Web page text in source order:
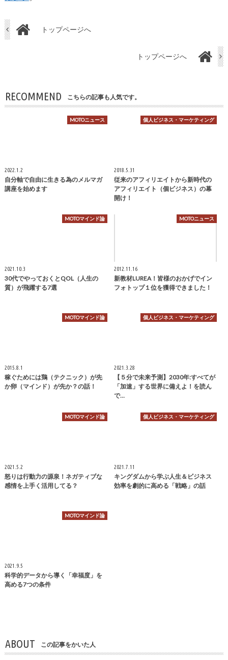
トップページへ
トップページへ
RECOMMEND こちらの記事も人気です。
MOTOニュース
2022.1.2
自分軸で自由に生きる為のメルマガ
講座を始めます
個人ビジネス・マーケティング
2018.5.31
従来のアフィリエイトから新時代の
アフィリエイト（個ビジネス）の幕
開け！
MOTOマインド論
2021.10.3
30代でやっておくとQOL（人生の
質）が飛躍する7選
MOTOニュース
2012.11.16
新教材LUREA！皆様のおかげでイン
フォトップ１位を獲得できました！
MOTOマインド論
2015.8.1
稼ぐためには鶏（テクニック）が先
か卵（マインド）が先か？の話！
個人ビジネス・マーケティング
2021.3.28
【５分で未来予測】2030年:すべてが
「加速」する世界に備えよ！を読ん
で…
MOTOマインド論
2021.5.2
怒りは行動力の源泉！ネガティブな
感情を上手く活用してる？
個人ビジネス・マーケティング
2021.7.11
キングダムから学ぶ人生＆ビジネス
効率を劇的に高める「戦略」の話
MOTOマインド論
2021.9.5
科学的データから導く「幸福度」を
高める7つの条件
ABOUT この記事をかいた人